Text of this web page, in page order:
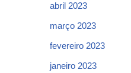
abril 2023
março 2023
fevereiro 2023
janeiro 2023